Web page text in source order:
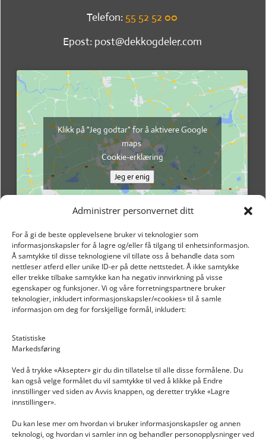
Administrer personvernet ditt
For å gi de beste opplevelsene bruker vi teknologier som
informasjonskapsler for å lagre og/eller få tilgang til enhetsinformasjon.
Å samtykke til disse teknologiene vil tillate oss å behandle data som
nettleser atferd eller unike ID-er på dette nettstedet. Å ikke samtykke
eller trekke tilbake samtykke kan ha negativ innvirkning på visse
egenskaper og funksjoner. Vi og våre forretningspartnere bruker
teknologier, inkludert informasjonskapsler/«cookies» til å samle
informasjon om deg for forskjellige formål, inkludert:
Statistiske
Markedsføring
Ved å trykke «Aksepter» gir du din tillatelse til alle disse formålene. Du
kan også velge formålet du vil samtykke til ved å klikke på Endre
innstillinger ved siden av Avvis knappen, og deretter trykke «Lagre
innstillinger».
Du kan lese mer om hvordan vi bruker informasjonskapsler og annen
teknologi, og hvordan vi samler inn og behandler personopplysninger ved
Telefon: 55 52 52 00
Epost: post@dekkogdeler.com
Klikk på "Jeg godtar" for å aktivere Google
maps
Cookie-erklæring
Jeg er enig
INFORMASJON